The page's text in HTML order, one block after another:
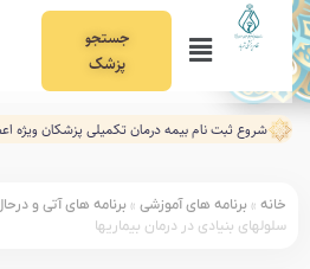
جستجو
پزشک
شروع ثبت نام بیمه درمان تکمیلی پزشکان ویژه
خانه »برنامه های آموزشی »برنامه های آتی و
سلولهای بنیادی در درمان بیماریها